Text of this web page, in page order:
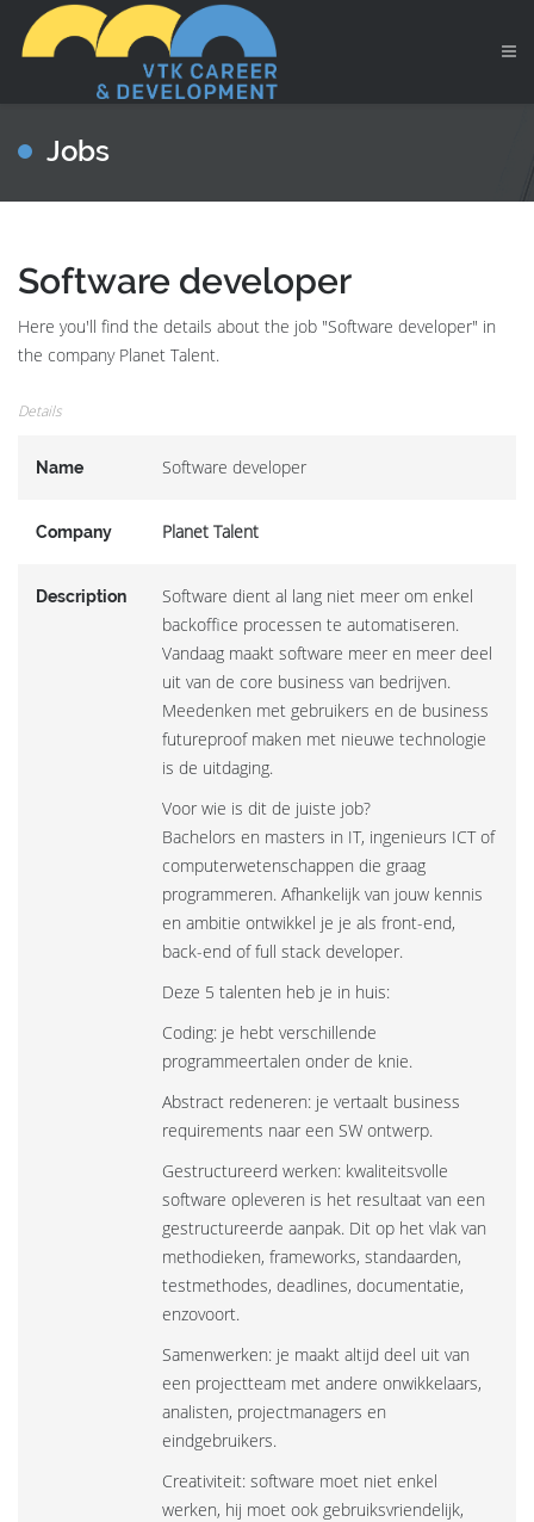
Jobs
Software developer
Here you'll find the details about the job "Software developer" in
the company Planet Talent.
Details
Name Software developer
Company Planet Talent
Description
Software dient al lang niet meer om enkel
backoffice processen te automatiseren.
Vandaag maakt software meer en meer deel
uit van de core business van bedrijven.
Meedenken met gebruikers en de business
futureproof maken met nieuwe technologie
is de uitdaging.
Voor wie is dit de juiste job?
Bachelors en masters in IT, ingenieurs ICT of
computerwetenschappen die graag
programmeren. Afhankelijk van jouw kennis
en ambitie ontwikkel je je als front-end,
back-end of full stack developer.
Deze 5 talenten heb je in huis:
Coding: je hebt verschillende
programmeertalen onder de knie.
Abstract redeneren: je vertaalt business
requirements naar een SW ontwerp.
Gestructureerd werken: kwaliteitsvolle
software opleveren is het resultaat van een
gestructureerde aanpak. Dit op het vlak van
methodieken, frameworks, standaarden,
testmethodes, deadlines, documentatie,
enzovoort.
Samenwerken: je maakt altijd deel uit van
een projectteam met andere onwikkelaars,
analisten, projectmanagers en
eindgebruikers.
Creativiteit: software moet niet enkel
werken, hij moet ook gebruiksvriendelijk,